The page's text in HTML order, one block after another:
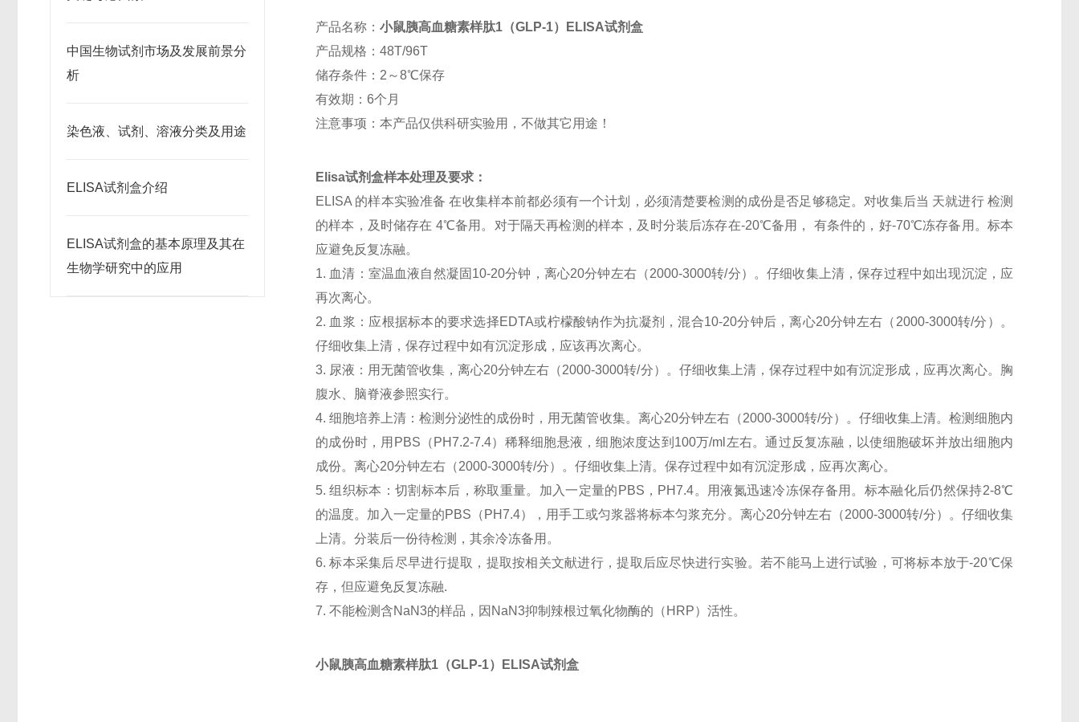
中国生物试剂市场及发展前景分
析
染色液、试剂、溶液分类及用途
ELISA试剂盒介绍
ELISA试剂盒的基本原理及其在
生物学研究中的应用
产品名称：小鼠胰高血糖素样肽1（GLP-1）ELISA试剂盒
产品规格：48T/96T
储存条件：2～8℃保存
有效期：6个月
注意事项：本产品仅供科研实验用，不做其它用途！
Elisa试剂盒样本处理及要求：
ELISA 的样本实验准备 在收集样本前都必须有一个计划，必须清楚要检测的成份是否足够稳定。对收集后当 天就进行 检测
的样本，及时储存在 4℃备用。对于隔天再检测的样本，及时分装后冻存在-20℃备用， 有条件的，好-70℃冻存备用。标本
应避免反复冻融。
1. 血清：室温血液自然凝固10-20分钟，离心20分钟左右（2000-3000转/分）。仔细收集上清，保存过程中如出现沉淀，应
再次离心。
2. 血浆：应根据标本的要求选择EDTA或柠檬酸钠作为抗凝剂，混合10-20分钟后，离心20分钟左右（2000-3000转/分）。
仔细收集上清，保存过程中如有沉淀形成，应该再次离心。
3. 尿液：用无菌管收集，离心20分钟左右（2000-3000转/分）。仔细收集上清，保存过程中如有沉淀形成，应再次离心。胸
腹水、脑脊液参照实行。
4. 细胞培养上清：检测分泌性的成份时，用无菌管收集。离心20分钟左右（2000-3000转/分）。仔细收集上清。检测细胞内
的成份时，用PBS（PH7.2-7.4）稀释细胞悬液，细胞浓度达到100万/ml左右。通过反复冻融，以使细胞破坏并放出细胞内
成份。离心20分钟左右（2000-3000转/分）。仔细收集上清。保存过程中如有沉淀形成，应再次离心。
5. 组织标本：切割标本后，称取重量。加入一定量的PBS，PH7.4。用液氮迅速冷冻保存备用。标本融化后仍然保持2-8℃
的温度。加入一定量的PBS（PH7.4），用手工或匀浆器将标本匀浆充分。离心20分钟左右（2000-3000转/分）。仔细收集
上清。分装后一份待检测，其余冷冻备用。
6. 标本采集后尽早进行提取，提取按相关文献进行，提取后应尽快进行实验。若不能马上进行试验，可将标本放于-20℃保
存，但应避免反复冻融.
7. 不能检测含NaN3的样品，因NaN3抑制辣根过氧化物酶的（HRP）活性。
小鼠胰高血糖素样肽1（GLP-1）ELISA试剂盒